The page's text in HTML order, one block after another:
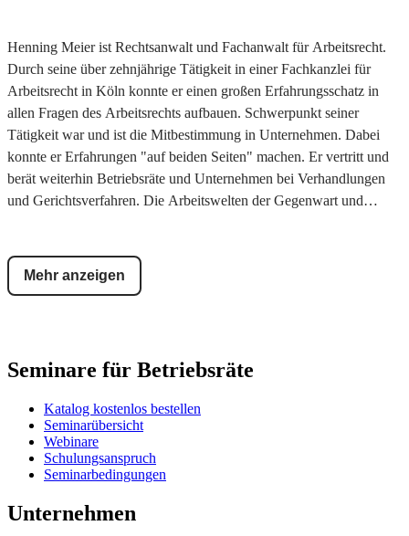
Henning Meier ist Rechtsanwalt und Fachanwalt für Arbeitsrecht.
Durch seine über zehnjährige Tätigkeit in einer Fachkanzlei für
Arbeitsrecht in Köln konnte er einen großen Erfahrungsschatz in
allen Fragen des Arbeitsrechts aufbauen. Schwerpunkt seiner
Tätigkeit war und ist die Mitbestimmung in Unternehmen. Dabei
konnte er Erfahrungen "auf beiden Seiten" machen. Er vertritt und
berät weiterhin Betriebsräte und Unternehmen bei Verhandlungen
und Gerichtsverfahren. Die Arbeitswelten der Gegenwart und
wichtig wie Know-How in Spezialthemen. Nur so gelingt die
Transformation der Arbeit und eine ehrliche und erfolgreiche
Mehr anzeigen
Seminare für Betriebsräte
Katalog kostenlos bestellen
Seminarübersicht
Webinare
Schulungsanspruch
Seminarbedingungen
Unternehmen